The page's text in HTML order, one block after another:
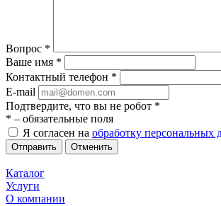
Вопрос *
Ваше имя *
Контактный телефон *
E-mail
Подтвердите, что вы не робот *
* – обязательные поля
Я согласен на обработку персональных
Отменить
Каталог
Услуги
О компании